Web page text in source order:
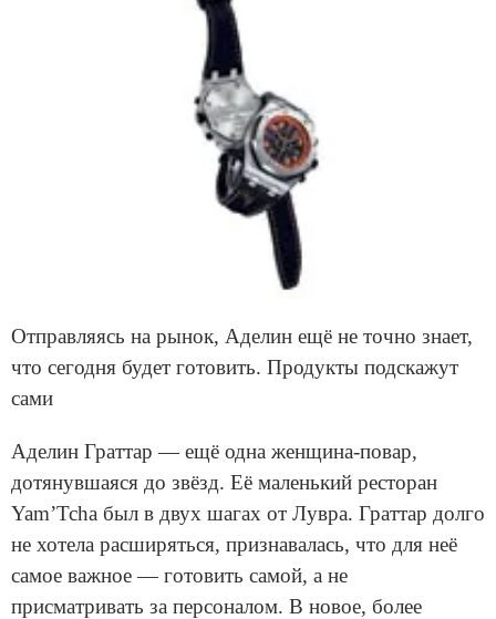
Отправляясь на рынок, Аделин ещё не точно знает,
что сегодня будет готовить. Продукты подскажут
сами
Аделин Граттар — ещё одна женщина-повар,
дотянувшаяся до звёзд. Её маленький ресторан
Yam’Tcha был в двух шагах от Лувра. Граттар долго
не хотела расширяться, признавалась, что для неё
самое важное — готовить самой, а не
присматривать за персоналом. В новое, более